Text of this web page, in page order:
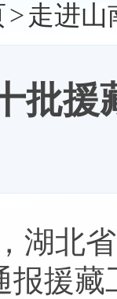
>走进山
批援
湖北
报援藏